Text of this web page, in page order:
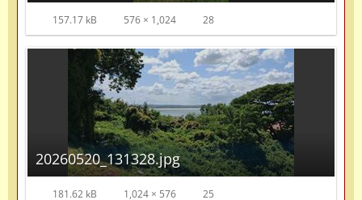
157.17 kB 576 × 1,024 28
20260520_131328.jpg
181.62 kB 1,024 × 576 25